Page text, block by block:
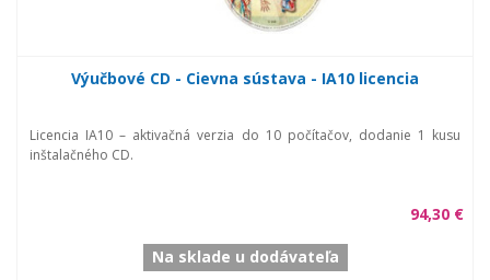
Výučbové CD - Cievna sústava - IA10 licencia
Licencia IA10 – aktivačná verzia do 10 počítačov, dodanie 1 kusu
inštalačného CD.
94,30 €
Na sklade u dodávateľa